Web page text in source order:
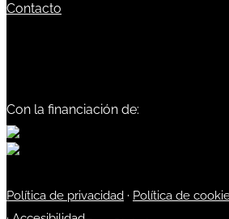
Contacto
Con la financiación de:
Política de privacidad · Política de